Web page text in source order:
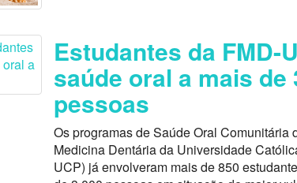
Estudantes da FMD-
saúde oral a mais de
pessoas
Os programas de Saúde Oral Comunitária
Medicina Dentária da Universidade
UCP) já envolveram mais de 850